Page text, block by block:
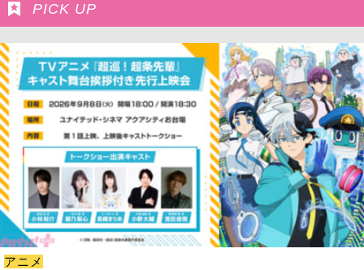
PICK UP
アニメ